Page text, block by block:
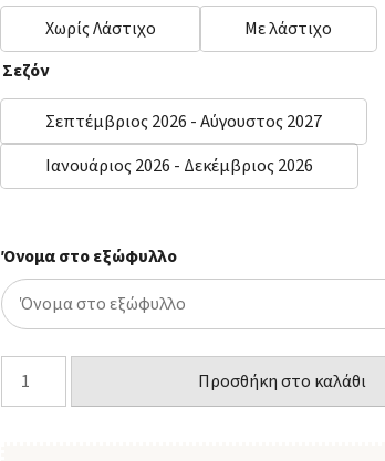
Χωρίς Λάστιχο
Με λάστιχο
Σεζόν
Σεπτέμβριος 2026 - Αύγουστος 2027
Ιανουάριος 2026 - Δεκέμβριος 2026
Όνομα στο εξώφυλλο
Προσθήκη στο καλάθι